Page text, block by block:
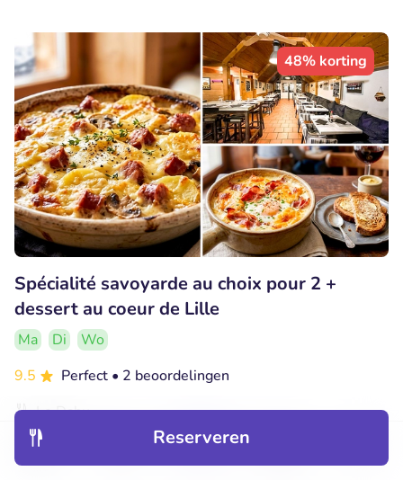
Reserveren
48% korting
Spécialité savoyarde au choix pour 2 +
dessert au coeur de Lille
Ma Di
Wo
9.5
Perfect • 2 beoordelingen
Le Dahu
Lille (0km)
Verkocht: 11
€65,65 €34